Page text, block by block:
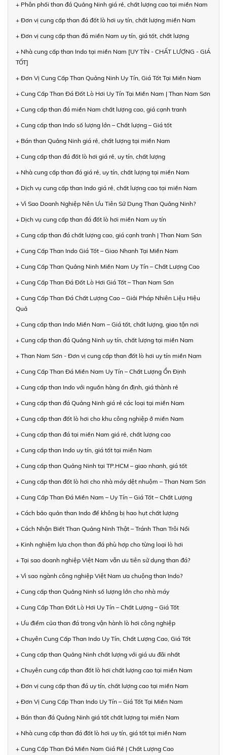
+ Phân phối than đá Quảng Ninh giá rẻ, chất lượng cao tại miền Nam
+ Đơn vị cung cấp than đá đốt lò hơi uy tín, chất lượng miền Nam
+ Đơn vị cung cấp than đá miền Nam uy tín, giá tốt, chất lượng
+ Nhà cung cấp than Indo tại miền Nam [UY TÍN - CHẤT LƯỢNG - GIÁ
TỐT]
+ Đơn Vị Cung Cấp Than Quảng Ninh Uy Tín, Giá Tốt Tại Miền Nam
+ Cung Cấp Than Đá Đốt Lò Hơi Uy Tín Tại Miền Nam | Than Nam Sơn
+ Cung cấp than đá miền Nam chất lượng cao, giá cạnh tranh
+ Cung cấp than Indo số lượng lớn – Chất lượng – Giá tốt
+ Bán than Quảng Ninh giá rẻ, chất lượng tại miền Nam
+ Cung cấp than đá đốt lò hơi giá rẻ, uy tín, chất lượng
+ Nhà cung cấp than đá giá rẻ, uy tín, chất lượng tại miền Nam
+ Dịch vụ cung cấp than Indo giá rẻ, chất lượng cao tại miền Nam
+ Vì Sao Doanh Nghiệp Nên Ưu Tiên Sử Dụng Than Quảng Ninh?
+ Dịch vụ cung cấp than đá đốt lò hơi miền Nam uy tín
+ Cung cấp than đá chất lượng cao, giá cạnh tranh | Than Nam Sơn
+ Cung Cấp Than Indo Giá Tốt – Giao Nhanh Tại Miền Nam
+ Cung Cấp Than Quảng Ninh Miền Nam Uy Tín – Chất Lượng Cao
+ Cung Cấp Than Đá Đốt Lò Hơi Giá Tốt – Than Nam Sơn
+ Cung Cấp Than Đá Chất Lượng Cao – Giải Pháp Nhiên Liệu Hiệu
Quả
+ Cung cấp than Indo Miền Nam – Giá tốt, chất lượng, giao tận nơi
+ Cung cấp than đá Quảng Ninh uy tín, chất lượng tại miền Nam
+ Than Nam Sơn - Đơn vị cung cấp than đốt lò hơi uy tín miền Nam
+ Cung Cấp Than Đá Miền Nam Uy Tín – Chất Lượng Ổn Định
+ Cung cấp than Indo với nguồn hàng ổn định, giá thành rẻ
+ Cung cấp than đá Quảng Ninh giá rẻ các loại tại miền Nam
+ Cung cấp than đốt lò hơi cho khu công nghiệp ở miền Nam
+ Cung cấp than đá tại miền Nam giá rẻ, chất lượng cao
+ Cung cấp than Indo uy tín, giá tốt tại miền Nam
+ Cung cấp than Quảng Ninh tại TP.HCM – giao nhanh, giá tốt
+ Cung cấp than đốt lò hơi cho nhà máy dệt nhuộm – Than Nam Sơn
+ Cung Cấp Than Đá Miền Nam – Uy Tín – Giá Tốt – Chất Lượng
+ Cách bảo quản than Indo để không bị hao hụt chất lượng
+ Cách Nhận Biết Than Quảng Ninh Thật – Tránh Than Trôi Nổi
+ Kinh nghiệm lựa chọn than đá phù hợp cho từng loại lò hơi
+ Tại sao doanh nghiệp Việt Nam vẫn ưu tiên sử dụng than đá?
+ Vì sao ngành công nghiệp Việt Nam ưa chuộng than Indo?
+ Cung cấp than Quảng Ninh số lượng lớn cho nhà máy
+ Cung Cấp Than Đốt Lò Hơi Uy Tín – Chất Lượng – Giá Tốt
+ Ưu điểm của than đá trong vận hành lò hơi công nghiệp
+ Chuyên Cung Cấp Than Indo Uy Tín, Chất Lượng Cao, Giá Tốt
+ Cung cấp than Quảng Ninh chất lượng với giá ưu đãi nhất
+ Chuyên cung cấp than đốt lò hơi chất lượng cao tại miền Nam
+ Đơn vị cung cấp than đá uy tín, chất lượng cao tại miền Nam
+ Đơn Vị Cung Cấp Than Indo Uy Tín – Giá Tốt Tại Miền Nam
+ Bán than đá Quảng Ninh giá tốt chất lượng tại miền Nam
+ Nhà cung cấp than đá đốt lò hơi uy tín, giá tốt tại miền Nam
+ Cung Cấp Than Đá Miền Nam Giá Rẻ | Chất Lượng Cao